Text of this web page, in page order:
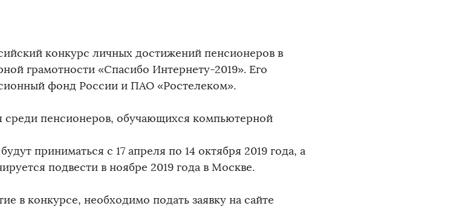
конкурс личных достижений пенсионеров в
грамотности «Спасибо Интернету-2019». Его
фонд России и ПАО «Ростелеком».
среди пенсионеров, обучающихся компьютерной
приниматься с 17 апреля по 14 октября 2019 года, а
подвести в ноябре 2019 года в Москве.
в конкурсе, необходимо подать заявку на сайте